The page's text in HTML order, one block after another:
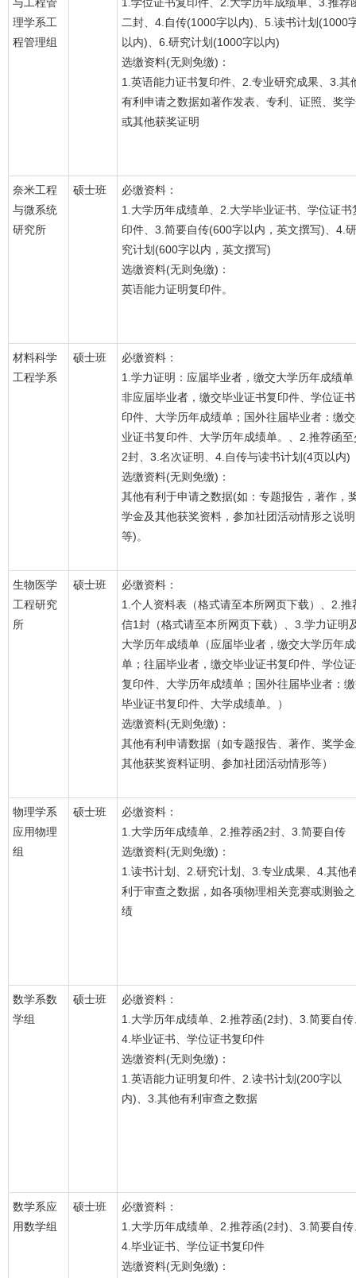
理学系工
程管理组
二封、4.自传(1000字以内)、5.读书计划(1000
以内)、6.研究计划(1000字以内)
选缴资料(无则免缴)：
1.英语能力证书复印件、2.专业研究成果、3.其
有利申请之数据如著作发表、专利、证照、奖
或其他获奖证明
奈米工程
与微系统
研究所
硕士班
必缴资料：
1.大学历年成绩单、2.大学毕业证书、学位证书
印件、3.简要自传(600字以内，英文撰写)、4.研
究计划(600字以内，英文撰写)
选缴资料(无则免缴)：
英语能力证明复印件。
材料科学
工程学系
硕士班
必缴资料：
1.学力证明：应届毕业者，缴交大学历年成绩单
非应届毕业者，缴交毕业证书复印件、学位证
印件、大学历年成绩单；国外往届毕业者：缴
业证书复印件、大学历年成绩单。、2.推荐函至
2封、3.名次证明、4.自传与读书计划(4页以内)
选缴资料(无则免缴)：
其他有利于申请之数据(如：专题报告，著作，
学金及其他获奖资料，参加社团活动情形之说明
等)。
生物医学
工程研究
所
硕士班
必缴资料：
1.个人资料表（格式请至本所网页下载）、2.推
信1封（格式请至本所网页下载）、3.学力证明
大学历年成绩单（应届毕业者，缴交大学历年
单；往届毕业者，缴交毕业证书复印件、学位
复印件、大学历年成绩单；国外往届毕业者：
毕业证书复印件、大学成绩单。）
选缴资料(无则免缴)：
其他有利申请数据（如专题报告、著作、奖学
其他获奖资料证明、参加社团活动情形等）
物理学系
应用物理
组
硕士班
必缴资料：
1.大学历年成绩单、2.推荐函2封、3.简要自传
选缴资料(无则免缴)：
1.读书计划、2.研究计划、3.专业成果、4.其他
利于审查之数据，如各项物理相关竞赛或测验
绩
数学系数
学组
硕士班
必缴资料：
1.大学历年成绩单、2.推荐函(2封)、3.简要自传
4.毕业证书、学位证书复印件
选缴资料(无则免缴)：
1.英语能力证明复印件、2.读书计划(200字以
内)、3.其他有利审查之数据
数学系应
用数学组
硕士班
必缴资料：
1.大学历年成绩单、2.推荐函(2封)、3.简要自传
4.毕业证书、学位证书复印件
选缴资料(无则免缴)：